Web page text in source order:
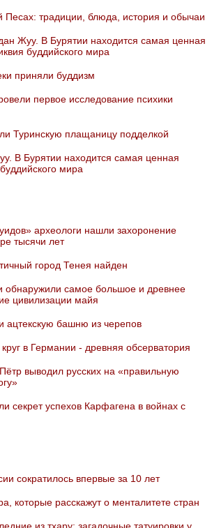
Песах: традиции, блюда, история и обычаи
Жуу. В Бурятии находится самая ценная
буддийского мира
приняли буддизм
первое исследование психики
Туринскую плащаницу подделкой
В Бурятии находится самая ценная
мира
археологи нашли захоронение
тысячи лет
город Тенея найден
обнаружили самое большое и древнее
цивилизации майя
ацтекскую башню из черепов
круг в Германии - древняя обсерватория
выводил русских на «правильную
секрет успехов Карфагена в войнах с
сократилось впервые за 10 лет
которые расскажут о менталитете стран